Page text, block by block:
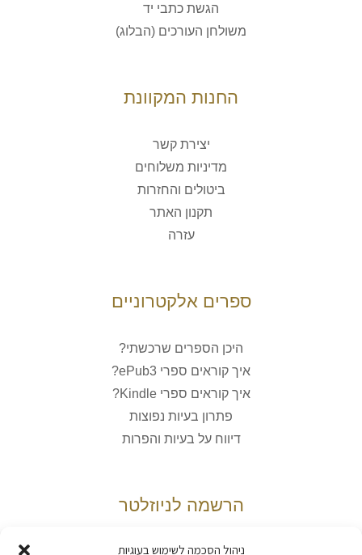
ניהול הסכמה לשימוש בעוגיות
הגשת כתבי יד
משולחן העורכים (הבלוג)
החנות המקוונת
יצירת קשר
מדיניות משלוחים
ביטולים והחזרות
תקנון האתר
עזרה
ספרים אלקטרוניים
היכן הספרים שרכשתי?
איך קוראים ספרי ePub3?
איך קוראים ספרי Kindle?
פתרון בעיות נפוצות
דיווח על בעיות והפרות
הרשמה לניוזלטר